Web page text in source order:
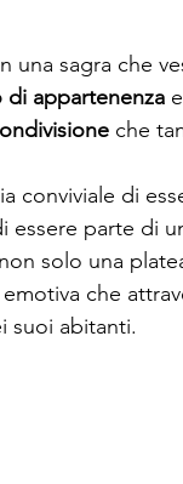
una sagra che
di appartenenza
che
conviviale di
parte di
solo una
che
suoi abitanti.